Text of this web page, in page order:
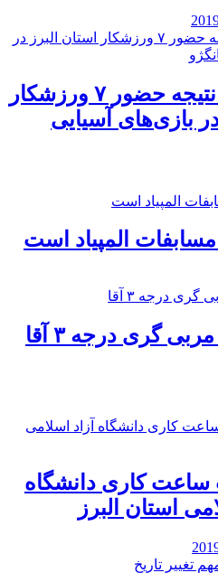
۲ مدال برنز نتیجه حضور ۷ ورزشکار
در بازی‌های آسیایی
المپیاد است
گری درجه ۳ آقا
کاری دانشگاه
استان البرز